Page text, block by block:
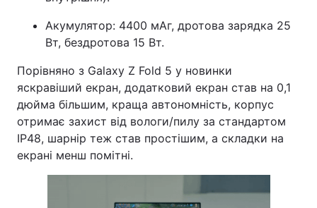
Акумулятор: 4400 мАг, дротова зарядка 25
Вт, бездротова 15 Вт.
Порівняно з Galaxy Z Fold 5 у новинки
яскравіший екран, додатковий екран став на 0,1
дюйма більшим, краща автономність, корпус
отримає захист від вологи/пилу за стандартом
IP48, шарнір теж став простішим, а складки на
екрані менш помітні.